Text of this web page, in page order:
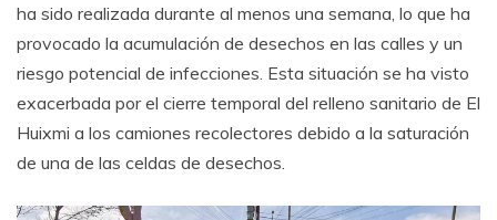
ha sido realizada durante al menos una semana, lo que ha
provocado la acumulación de desechos en las calles y un
riesgo potencial de infecciones. Esta situación se ha visto
exacerbada por el cierre temporal del relleno sanitario de El
Huixmi a los camiones recolectores debido a la saturación
de una de las celdas de desechos.